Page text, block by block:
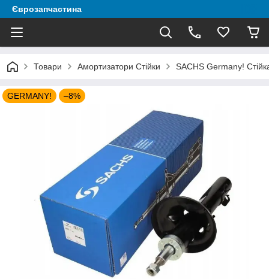
Єврозапчастина
Товари Амортизатори Стійки SACHS Germany!
GERMANY! –8%